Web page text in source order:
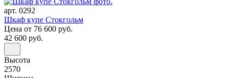
арт. 0292
Шкаф купе Стокгольм
Цена от 76 600 руб.
42 600 руб.
Высота
2570